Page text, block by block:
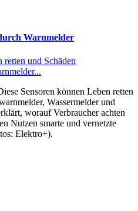
Warnmelder
Sensoren können Leben retten
Wassermelder und
worauf Verbraucher achten
Nutzen smarte und vernetzte
Elektro+).